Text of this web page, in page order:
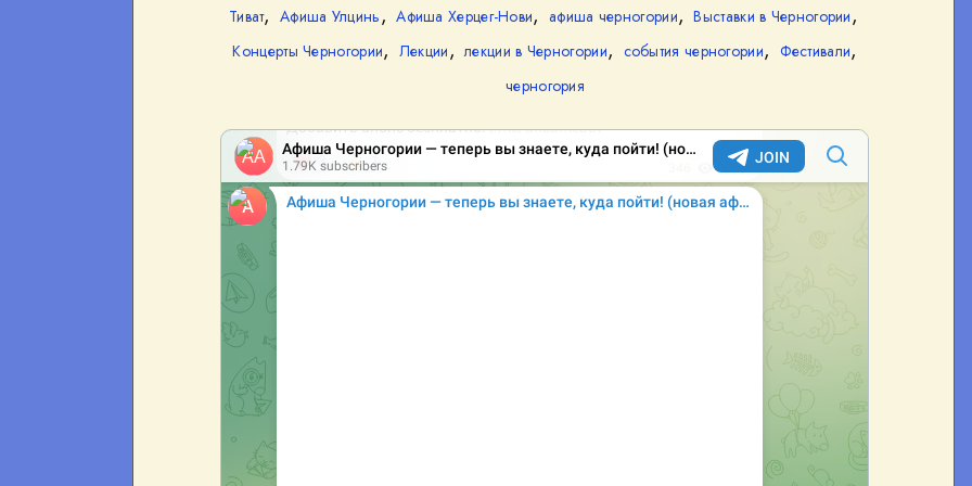
Тиват, Афиша Улцинь, Афиша Херцег-Нови, афиша черногории, Выставки в Черногории,
Концерты Черногории, Лекции, лекции в Черногории, события черногории, Фестивали,
черногория